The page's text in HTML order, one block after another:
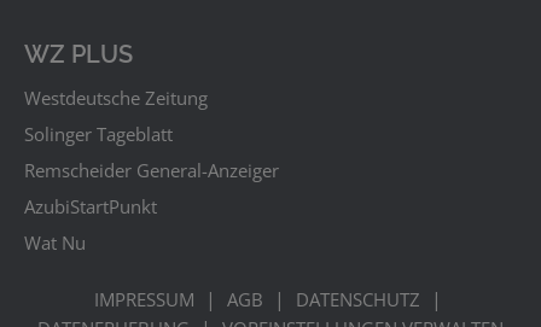
WZ PLUS
Westdeutsche Zeitung
Solinger Tageblatt
Remscheider General-Anzeiger
AzubiStartPunkt
Wat Nu
IMPRESSUM | AGB | DATENSCHUTZ |